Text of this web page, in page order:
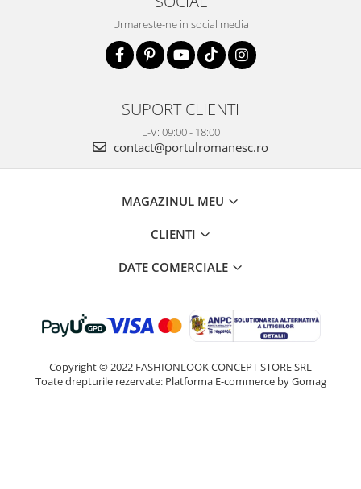
Urmareste-ne in social media
SUPORT CLIENTI
L-V: 09:00 - 18:00
contact@portulromanesc.ro
MAGAZINUL MEU
CLIENTI
DATE COMERCIALE
Copyright © 2022 FASHIONLOOK CONCEPT STORE SRL
Toate drepturile rezervate: Platforma E-commerce by Gomag